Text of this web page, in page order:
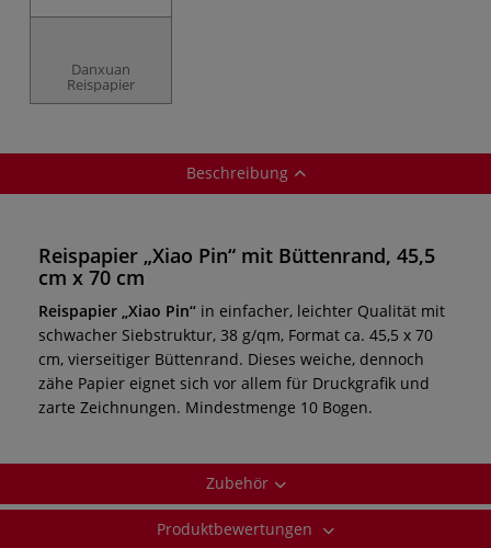
Danxuan
Reispapier
Beschreibung
Reispapier „Xiao Pin“ mit Büttenrand, 45,5
cm x 70 cm
Reispapier „Xiao Pin“ in einfacher, leichter Qualität mit
schwacher Siebstruktur, 38 g/qm, Format ca. 45,5 x 70
cm, vierseitiger Büttenrand. Dieses weiche, dennoch
zähe Papier eignet sich vor allem für Druckgrafik und
zarte Zeichnungen. Mindestmenge 10 Bogen.
Zubehör
Produktbewertungen